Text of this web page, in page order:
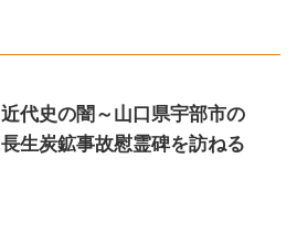
近代史の闇～山口県宇部市の
長生炭鉱事故慰霊碑を訪ねる